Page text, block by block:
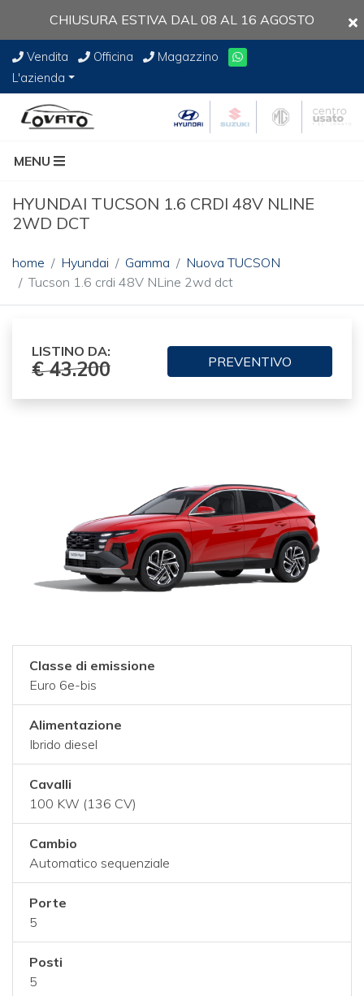
CHIUSURA ESTIVA DAL 08 AL 16 AGOSTO
Vendita Officina
Magazzino
L'azienda
MENU
HYUNDAI TUCSON 1.6 CRDI 48V NLINE
2WD DCT
home Hyundai Gamma
Nuova TUCSON
Tucson 1.6 crdi 48V NLine 2wd dct
LISTINO DA:
€ 43.200 PREVENTIVO
Classe di emissione
Euro 6e-bis
Alimentazione
Ibrido diesel
Cavalli
100 KW (136 CV)
Cambio
Automatico sequenziale
Porte
5
Posti
5